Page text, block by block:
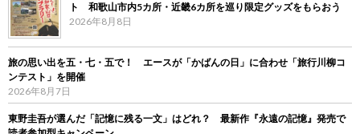
ト 和歌山市内5カ所・近畿6カ所を巡り限定グッズをもらおう
2026年8月8日
旅の思い出を五・七・五で！ エースが「かばんの日」に合わせ「旅行川柳コ
ンテスト」を開催
2026年8月7日
東野圭吾が選んだ「記憶に残る一文」はどれ？ 最新作『永遠の記憶』発売で